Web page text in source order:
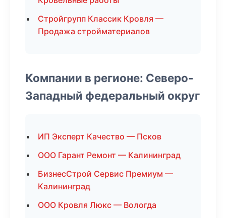
Стройгрупп Классик Кровля —
Продажа стройматериалов
Компании в регионе: Северо-
Западный федеральный округ
ИП Эксперт Качество — Псков
ООО Гарант Ремонт — Калининград
БизнесСтрой Сервис Премиум —
Калининград
ООО Кровля Люкс — Вологда